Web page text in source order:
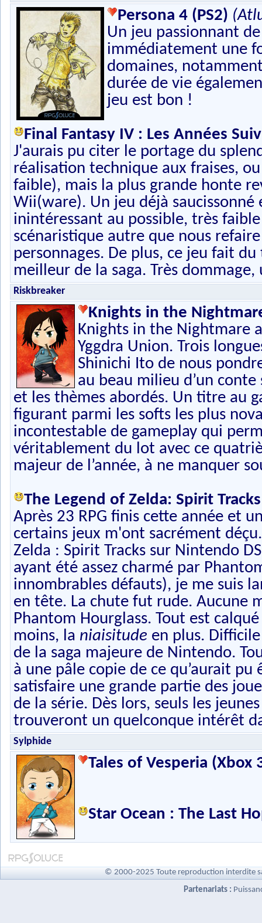
Persona 4 (PS2)
Un jeu passionnant
immédiatement une
domaines,
durée de vie
jeu est bon !
Final Fantasy IV : Les Années
J'aurais pu citer le portage du
réalisation technique aux fraises,
faible), mais la plus grande honte
Wii(ware). Un jeu déjà
inintéressant au possible, très
scénaristique autre que nous
personnages. De plus, ce jeu fait
meilleur de la saga. Très
Riskbreaker
Knights in the
Knights in the Nightmare
Yggdra Union. Trois
Shinichi Ito de nous
au beau milieu d’un
et les thèmes abordés. Un titre au
figurant parmi les softs les plus
incontestable de gameplay qui
véritablement du lot avec ce
majeur de l’année, à ne manquer
The Legend of Zelda: Spirit
Après 23 RPG finis cette année et
certains jeux m'ont sacrément
Zelda : Spirit Tracks sur Nintendo
ayant été assez charmé par
innombrables défauts), je me suis
en tête. La chute fut rude. Aucune
Phantom Hourglass. Tout est
moins, la niaisitude en plus.
de la saga majeure de Nintendo.
à une pâle copie de ce qu’aurait
satisfaire une grande partie des
de la série. Dès lors, seuls les
trouveront un quelconque intérêt
Sylphide
Tales of Vesperia (Xbox
Star Ocean : The Last
© 2000-2025 Toute reproduction interdite
Partenariats :